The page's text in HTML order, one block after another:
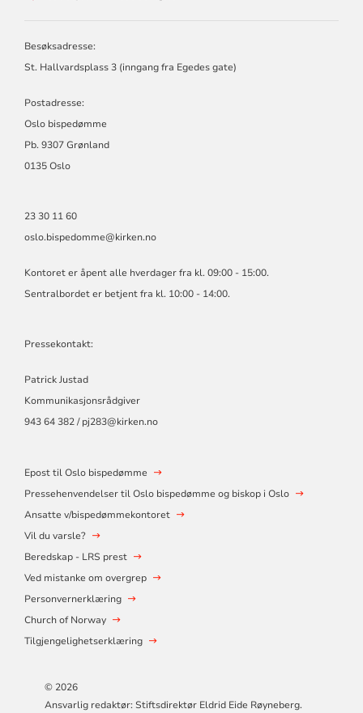
Besøksadresse:
St. Hallvardsplass 3 (inngang fra Egedes gate)
Postadresse:
Oslo bispedømme
Pb. 9307 Grønland
0135 Oslo
23 30 11 60
oslo.bispedomme@kirken.no
Kontoret er åpent alle hverdager fra kl. 09:00 - 15:00.
Sentralbordet er betjent fra kl. 10:00 - 14:00.
Pressekontakt:
Patrick Justad
Kommunikasjonsrådgiver
943 64 382 / pj283@kirken.no
Epost til Oslo bispedømme
Pressehenvendelser til Oslo bispedømme og biskop i Oslo
Ansatte v/bispedømmekontoret
Vil du varsle?
Beredskap - LRS prest
Ved mistanke om overgrep
Personvernerklæring
Church of Norway
Tilgjengelighetserklæring
© 2026
Ansvarlig redaktør: Stiftsdirektør Eldrid Eide Røyneberg.